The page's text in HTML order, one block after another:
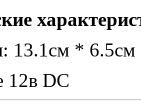
13.1см * 6.5см
12в DC